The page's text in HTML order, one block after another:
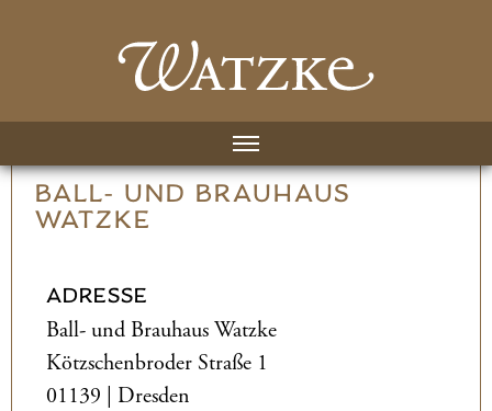
BALL- UND­ BRAUHAUS
WATZKE
ADRESSE
Ball- und­ Brauhaus Watzke
Kötzschenbroder Straße 1
01139 | Dresden